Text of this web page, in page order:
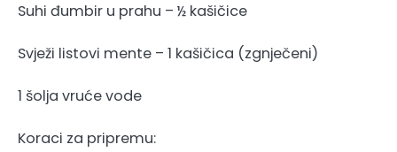
Suhi đumbir u prahu – ½ kašičice
Svježi listovi mente – 1 kašičica (zgnječeni)
1 šolja vruće vode
Koraci za pripremu: